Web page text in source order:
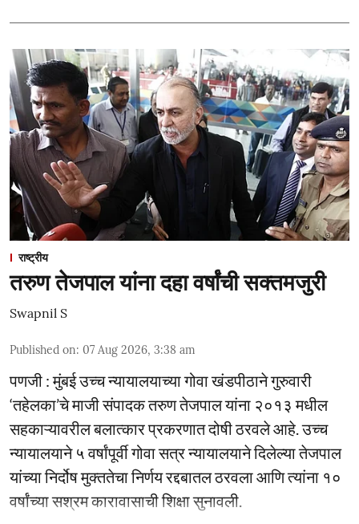
राष्ट्रीय
तरुण तेजपाल यांना दहा वर्षांची सक्तमजुरी
Swapnil S
Published on: 07 Aug 2026, 3:38 am
पणजी : मुंबई उच्च न्यायालयाच्या गोवा खंडपीठाने गुरुवारी
‘तहेलका’चे माजी संपादक तरुण तेजपाल यांना २०१३ मधील
सहकाऱ्यावरील बलात्कार प्रकरणात दोषी ठरवले आहे. उच्च
न्यायालयाने ५ वर्षांपूर्वी गोवा सत्र न्यायालयाने दिलेल्या तेजपाल
यांच्या निर्दोष मुक्ततेचा निर्णय रद्दबातल ठरवला आणि त्यांना १०
वर्षांच्या सश्रम कारावासाची शिक्षा सुनावली.